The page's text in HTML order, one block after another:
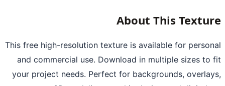
About This
This free high-resolution texture is available for
and commercial use. Download in multiple sizes
your project needs. Perfect for backgrounds,